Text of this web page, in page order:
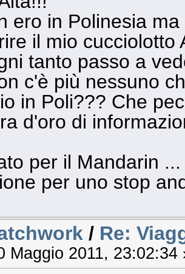
ero in Polinesia
il mio
tanto passo a
c'è più nessuno
in Poli??? Che
d'oro di
per il Mandarin
per uno stop
/ Re:
Maggio 2011, 23:02:34